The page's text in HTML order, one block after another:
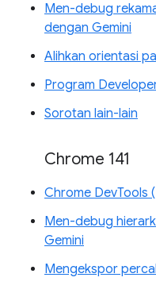
Men-debug
dengan Gemini
Alihkan orientasi
Program
Sorotan lain-lain
Chrome 141
Chrome DevTools
Men-debug
Gemini
Mengekspor